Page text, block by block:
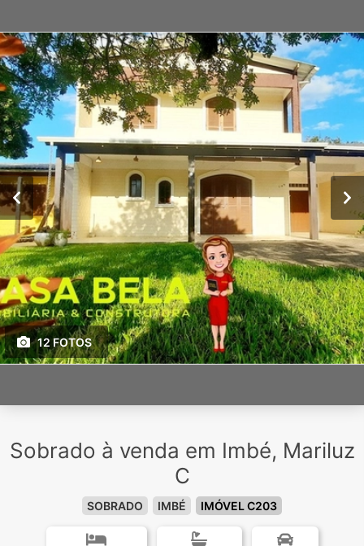
12 FOTOS
Sobrado à venda em Imbé, Mariluz
C
SOBRADO IMBÉ IMÓVEL C203